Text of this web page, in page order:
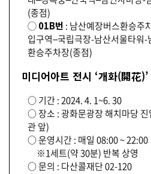
(종점)
◯01B번 : 남산예장버스환승주
입구역–국립극장-남산서울타워
환승주차장(종점)
미디어아트 전시 ‘개화(開花)’
○ 기간 : 2024. 4. 1~6. 30
○ 장소 : 광화문광장 해치마당
관 앞)
○ 운영시간 : 매일 08:00 ~ 22:00
※1세트(약 30분) 반복 상영
○ 문의 : 다산콜재단 02-120